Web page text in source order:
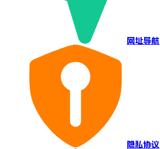
网址导航
隐私协议